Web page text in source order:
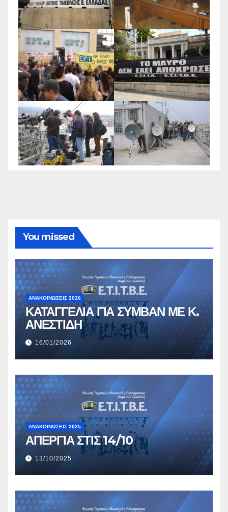
You missed
ΑΝΑΚΟΙΝΏΣΕΙΣ 2026
ΚΑΤΑΓΓΕΛΙΑ ΓΙΑ ΣΥΜΒΑΝ ΜΕ Κ.
ΑΝΕΣΤΙΔΗ
16/01/2026
ΑΝΑΚΟΙΝΏΣΕΙΣ 2025
ΑΠΕΡΓΙΑ ΣΤΙΣ 14/10
13/10/2025